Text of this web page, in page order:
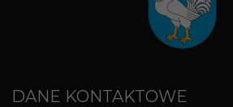
DANE KONTAKTOWE